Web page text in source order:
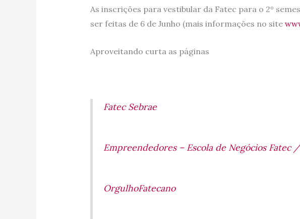
As inscrições para vestibular da Fatec para o 2º
ser feitas de 6 de Junho (mais informações no site
Aproveitando curta as páginas
Fatec Sebrae
Empreendedores – Escola de Negócios Fatec
OrgulhoFatecano